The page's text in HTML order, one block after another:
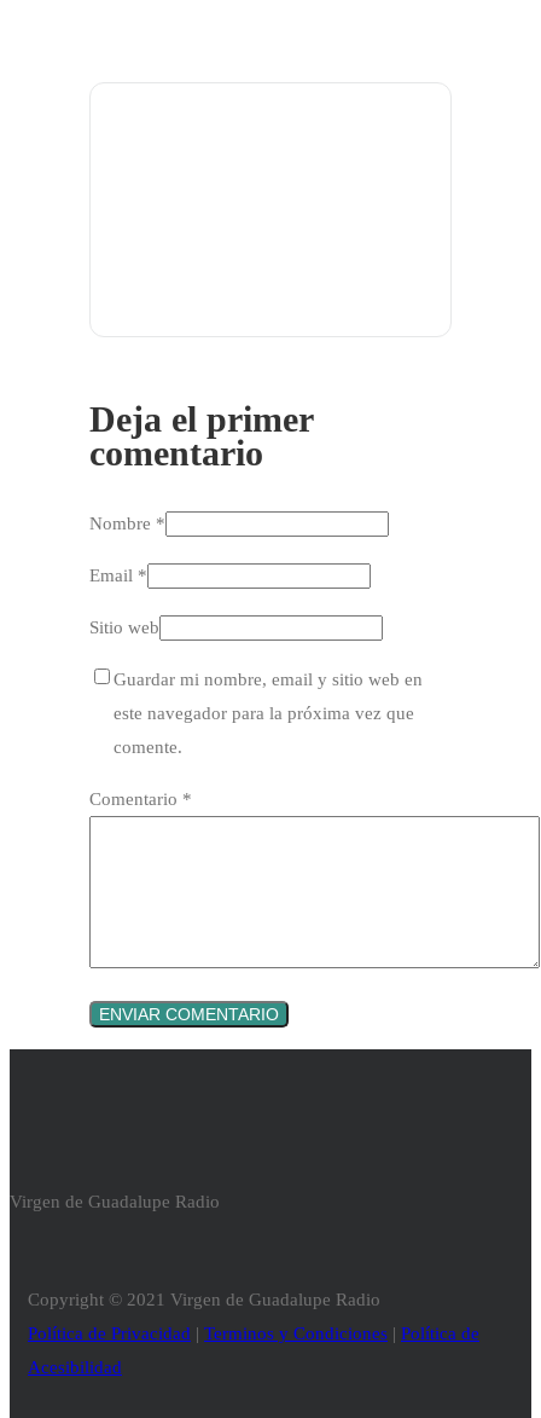
Deja el primer
comentario
Nombre *
Email *
Sitio web
Guardar mi nombre, email y sitio web en
este navegador para la próxima vez que
comente.
Comentario *
Virgen de Guadalupe Radio
Copyright © 2021 Virgen de Guadalupe Radio
Política de Privacidad | Terminos y Condiciones | Política de
Acesibilidad